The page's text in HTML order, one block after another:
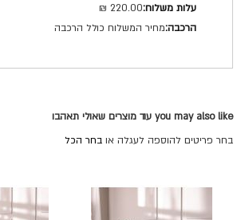
220.00 ₪
מחיר המשלוח כולל הרכבה
you may also like עוד מוצרים שאולי תאהבו
בחר פריטים להוספה לעגלה או בחר הכל